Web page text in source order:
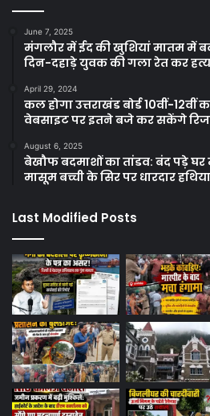
June 7, 2025
मंगलौर में ईद की खुशियां मातम में
दिन-दहाड़े युवक की गला रेत कर
April 29, 2024
कल होगा उत्तराखंड बोर्ड 10वीं-12वीं
वेबसाइट पर इतने बजे कर सकेंगे
August 6, 2025
बेखौफ बदमाशों का तांडव: बंद पड़े घर
मासूम बच्ची के सिर पर धारदार
Last Modified Posts